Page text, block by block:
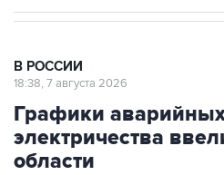
В РОССИИ
18:38, 7 августа 2026
Графики
электричества
области